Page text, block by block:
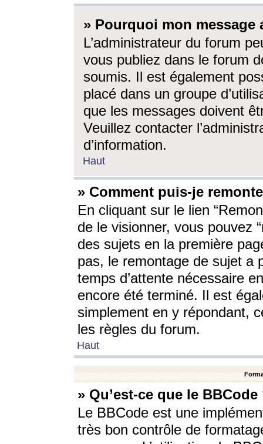
» Pourquoi mon message
L’administrateur du forum
vous publiez dans le forum
soumis. Il est également
placé dans un groupe
que les messages doivent
Veuillez contacter
d’information.
Haut
» Comment puis-je
En cliquant sur le lien
de le visionner, vous pouvez
des sujets en la première
pas, le remontage de sujet a
temps d’attente nécessaire
encore été terminé. Il est
simplement en y répondant,
les règles du forum.
Haut
» Qu’est-ce que le BBCode
Le BBCode est une
très bon contrôle de